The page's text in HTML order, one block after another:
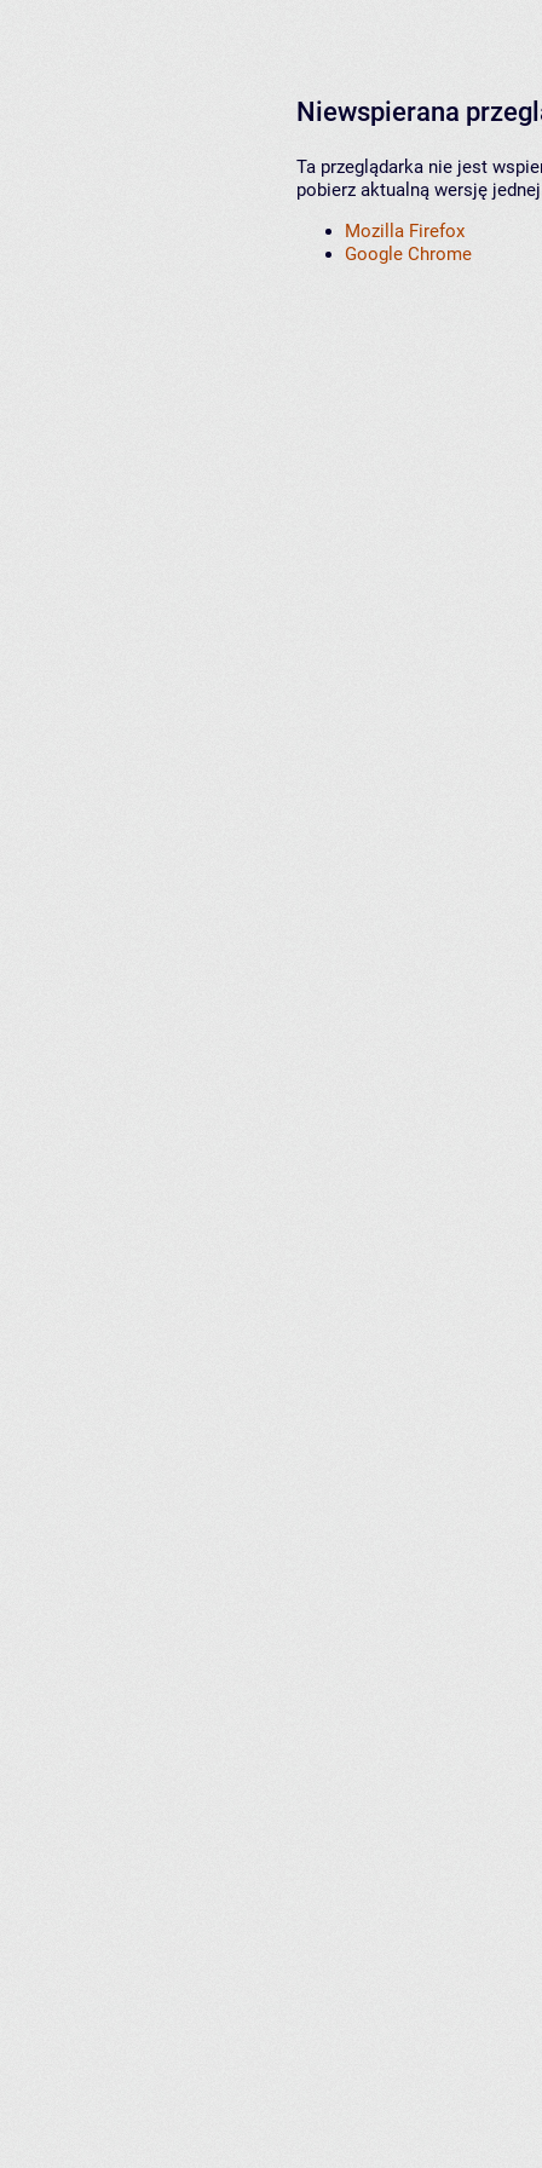
Niewspierana
Ta przeglądarka nie jest
pobierz aktualną wersję
Mozilla Firefox
Google Chrome